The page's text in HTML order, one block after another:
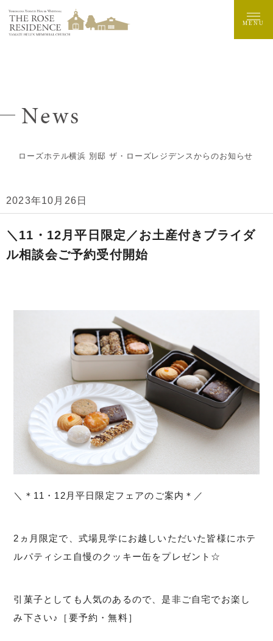
MENU
News
ローズホテル横浜 別邸 ザ・ローズレジデンスからのお知らせ
2023年10月26日
＼11・12月平日限定／お土産付きブライダ
ル相談会ご予約受付開始
＼＊11・12月平日限定フェアのご案内＊／
2ヵ月限定で、式場見学にお越しいただいた皆様にホテ
ルパティシエ自慢のクッキー缶をプレゼント☆
引菓子としても人気のあるので、是非ご自宅でお楽し
み下さい♪［要予約・無料］